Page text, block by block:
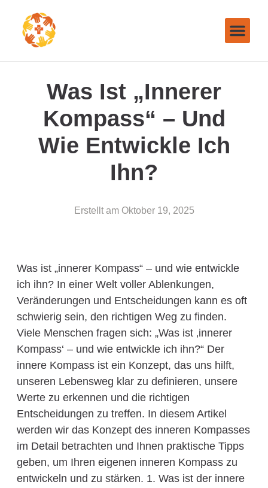
Was Ist „innerer
Kompass“ – Und
Wie Entwickle Ich
Ihn?
Erstellt am Oktober 19, 2025
Was ist „innerer Kompass“ – und wie entwickle
ich ihn? In einer Welt voller Ablenkungen,
Veränderungen und Entscheidungen kann es oft
schwierig sein, den richtigen Weg zu finden.
Viele Menschen fragen sich: „Was ist ‚innerer
Kompass‘ – und wie entwickle ich ihn?“ Der
innere Kompass ist ein Konzept, das uns hilft,
unseren Lebensweg klar zu definieren, unsere
Werte zu erkennen und die richtigen
Entscheidungen zu treffen. In diesem Artikel
werden wir das Konzept des inneren Kompasses
im Detail betrachten und Ihnen praktische Tipps
geben, um Ihren eigenen inneren Kompass zu
entwickeln und zu stärken. 1. Was ist der innere